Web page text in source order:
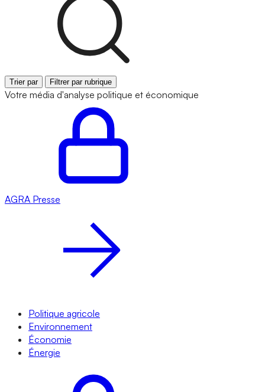
Trier par Filtrer par rubrique
Votre média d'analyse politique et économique
AGRA Presse
Politique agricole
Environnement
Économie
Énergie